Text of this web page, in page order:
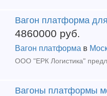
Вагон платформа
4860000 руб.
Вагон платформа в
Вагоны платформы